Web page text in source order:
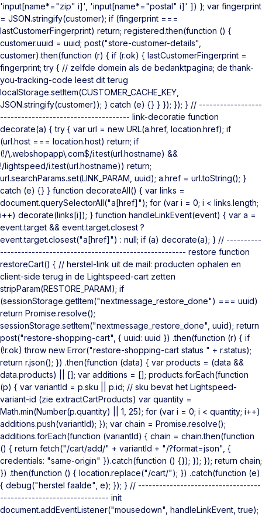
'input[name*="zip" i]', 'input[name*="postal" i]' ]) }; var fingerprint
= JSON.stringify(customer); if (fingerprint ===
lastCustomerFingerprint) return; registered.then(function () {
customer.uuid = uuid; post("store-customer-details",
customer).then(function (r) { if (r.ok) { lastCustomerFingerprint =
fingerprint; try { // zelfde domein als de bedanktpagina; de thank-
you-tracking-code leest dit terug
localStorage.setItem(CUSTOMER_CACHE_KEY,
JSON.stringify(customer)); } catch (e) {} } }); }); } // ------------------
------------------------------------- link-decoratie function
decorate(a) { try { var url = new URL(a.href, location.href); if
(url.host === location.host) return; if
(!/\.webshopapp\.com$/i.test(url.hostname) &&
!/lightspeed/i.test(url.hostname)) return;
url.searchParams.set(LINK_PARAM, uuid); a.href = url.toString(); }
catch (e) {} } function decorateAll() { var links =
document.querySelectorAll("a[href]"); for (var i = 0; i < links.length;
i++) decorate(links[i]); } function handleLinkEvent(event) { var a =
event.target && event.target.closest ?
event.target.closest("a[href]") : null; if (a) decorate(a); } // ----------
----------------------------------------------------- restore function
restoreCart() { // herstel-link uit de mail: producten ophalen en
client-side terug in de Lightspeed-cart zetten
stripParam(RESTORE_PARAM); if
(sessionStorage.getItem("nextmessage_restore_done") === uuid)
return Promise.resolve();
sessionStorage.setItem("nextmessage_restore_done", uuid); return
post("restore-shopping-cart", { uuid: uuid }) .then(function (r) { if
(!r.ok) throw new Error("restore-shopping-cart status " + r.status);
return r.json(); }) .then(function (data) { var products = (data &&
data.products) || []; var additions = []; products.forEach(function
(p) { var variantId = p.sku || p.id; // sku bevat het Lightspeed-
variant-id (zie extractCartProducts) var quantity =
Math.min(Number(p.quantity) || 1, 25); for (var i = 0; i < quantity; i++)
additions.push(variantId); }); var chain = Promise.resolve();
additions.forEach(function (variantId) { chain = chain.then(function
() { return fetch("/cart/add/" + variantId + "/?format=json", {
credentials: "same-origin" }).catch(function () {}); }); }); return chain;
}) .then(function () { location.replace("/cart/"); }) .catch(function (e)
{ debug("herstel faalde", e); }); } // -----------------------------------
------------------------------- init
document.addEventListener("mousedown", handleLinkEvent, true);